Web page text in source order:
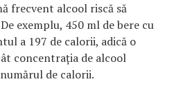
frecvent alcool riscă să
exemplu, 450 ml de bere cu
a 197 de calorii, adică o
concentrația de alcool
de calorii.